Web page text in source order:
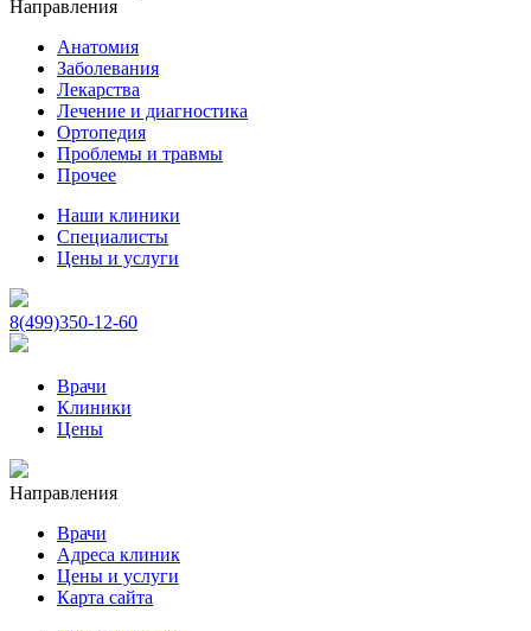
Направления
Анатомия
Заболевания
Лекарства
Лечение и диагностика
Ортопедия
Проблемы и травмы
Прочее
Наши клиники
Специалисты
Цены и услуги
8(499)350-12-60
Врачи
Клиники
Цены
Направления
Врачи
Адреса клиник
Цены и услуги
Карта сайта